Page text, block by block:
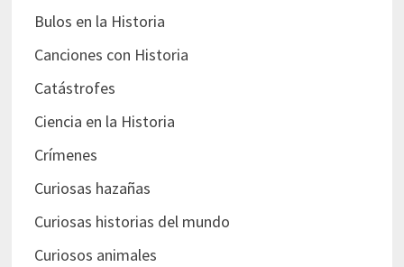
Bulos en la Historia
Canciones con Historia
Catástrofes
Ciencia en la Historia
Crímenes
Curiosas hazañas
Curiosas historias del mundo
Curiosos animales